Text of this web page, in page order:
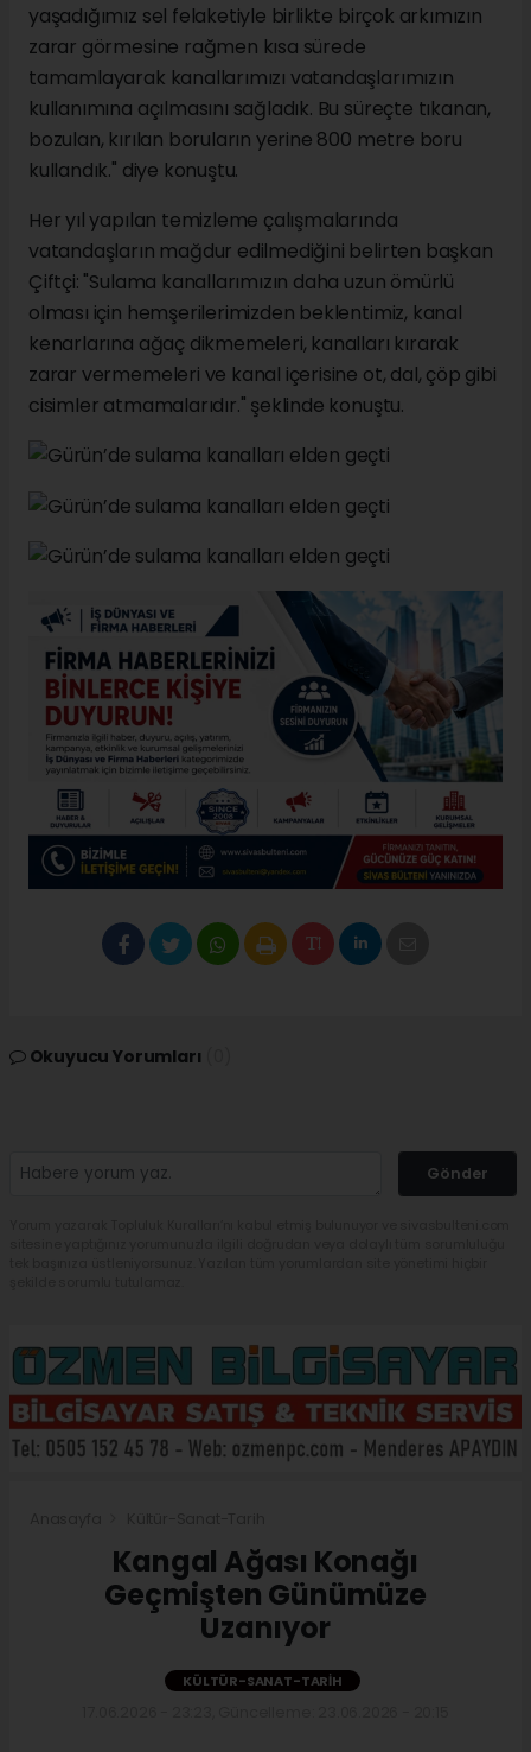
yaşadığımız sel felaketiyle birlikte birçok arkımızın
zarar görmesine rağmen kısa sürede
tamamlayarak kanallarımızı vatandaşlarımızın
kullanımına açılmasını sağladık. Bu süreçte tıkanan,
bozulan, kırılan boruların yerine 800 metre boru
kullandık." diye konuştu.
Her yıl yapılan temizleme çalışmalarında
vatandaşların mağdur edilmediğini belirten başkan
Çiftçi: "Sulama kanallarımızın daha uzun ömürlü
olması için hemşerilerimizden beklentimiz, kanal
kenarlarına ağaç dikmemeleri, kanalları kırarak
zarar vermemeleri ve kanal içerisine ot, dal, çöp gibi
cisimler atmamalarıdır." şeklinde konuştu.
Okuyucu Yorumları
Gönder
Kangal Ağası Konağı
Geçmişten Günümüze
Uzanıyor
KÜLTÜR-SANAT-TARIH